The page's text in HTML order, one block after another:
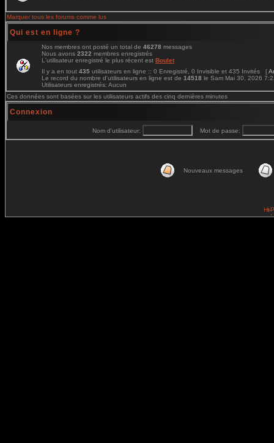
Marquer tous les forums comme lus
Qui est en ligne ?
Nos membres ont posté un total de 46278 messages
Nous avons 2322 membres enregistrés
L'utilisateur enregistré le plus récent est Boulet
Il y a en tout 435 utilisateurs en ligne :: 0 Enregistré, 0 Invisible et 435 Invités [
Le record du nombre d'utilisateurs en ligne est de 14518 le Sam Mai 30, 2026
Utilisateurs enregistrés: Aucun
Ces données sont basées sur les utilisateurs actifs des cinq dernières minutes
Connexion
Nom d'utilisateur: Mot de passe:
Nouveaux messages